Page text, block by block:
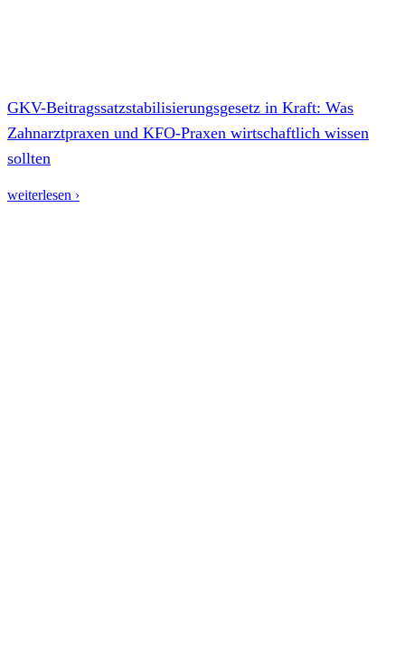
GKV-Beitragssatzstabilisierungsgesetz in Kraft: Was
Zahnarztpraxen und KFO-Praxen wirtschaftlich wissen
sollten
weiterlesen ›